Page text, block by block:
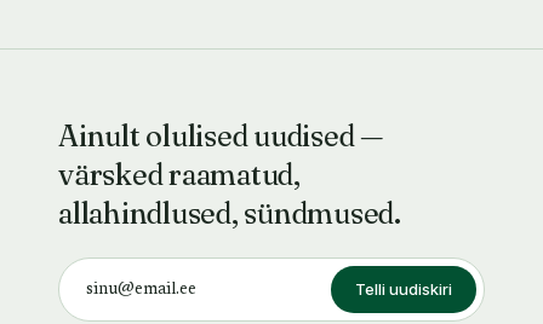
Ainult olulised uudised —
värsked raamatud,
allahindlused, sündmused.
Telli uudiskiri